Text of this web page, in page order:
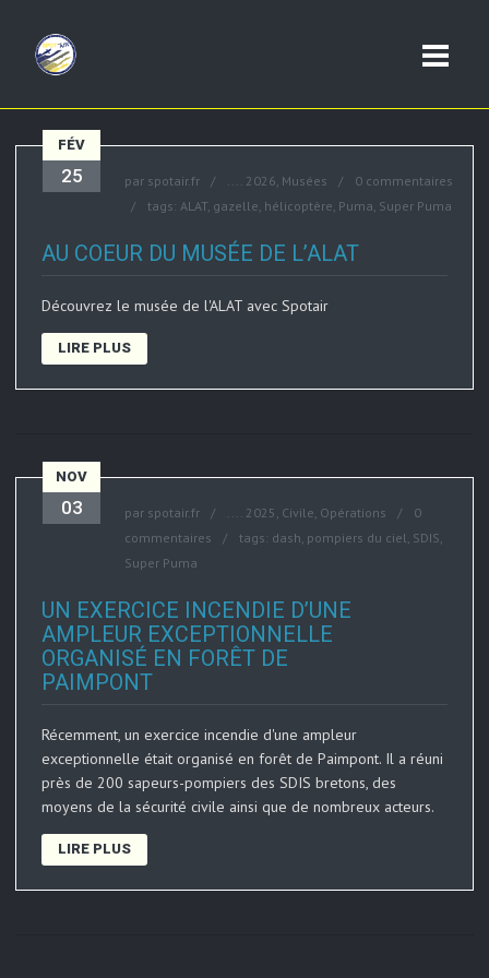
FÉV
25 par spotair.fr .... 2026, Musées
0 commentaires
tags: ALAT, gazelle, hélicoptère, Puma, Super Puma
AU COEUR DU MUSÉE DE L’ALAT
Découvrez le musée de l'ALAT avec Spotair
LIRE PLUS
NOV
03 par spotair.fr .... 2025 , Civile, Opérations
0
commentaires
tags: dash, pompiers du ciel, SDIS,
Super Puma
UN EXERCICE INCENDIE D’UNE
AMPLEUR EXCEPTIONNELLE
ORGANISÉ EN FORÊT DE
PAIMPONT
Récemment, un exercice incendie d'une ampleur
exceptionnelle était organisé en forêt de Paimpont. Il a réuni
près de 200 sapeurs-pompiers des SDIS bretons, des
moyens de la sécurité civile ainsi que de nombreux acteurs.
LIRE PLUS